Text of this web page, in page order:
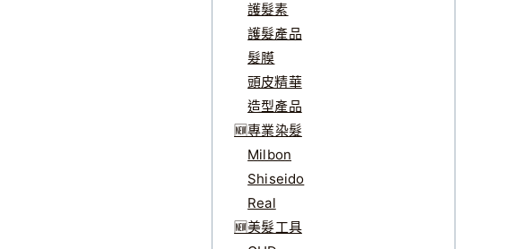
護髮素
護髮產品
髮膜
頭皮精華
造型產品
🆕專業染髮
Milbon
Shiseido
Real
🆕美髮工具